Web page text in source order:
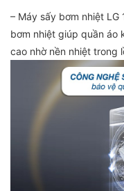
– Máy sấy bơm nhiệt
bơm nhiệt giúp quần áo
cao nhờ nền nhiệt trong